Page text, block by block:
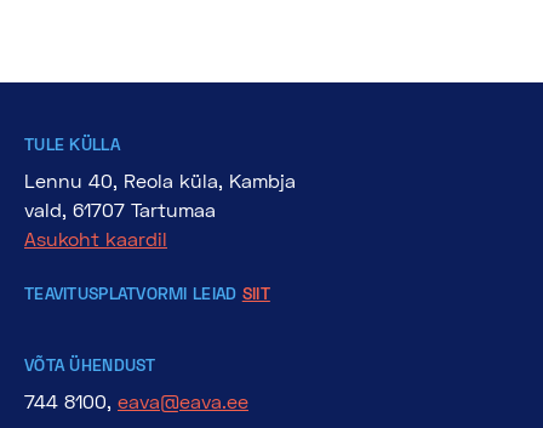
TULE KÜLLA
Lennu 40, Reola küla, Kambja
vald, 61707 Tartumaa
Asukoht kaardil
TEAVITUSPLATVORMI LEIAD SIIT
VÕTA ÜHENDUST
744 8100, eava@eava.ee